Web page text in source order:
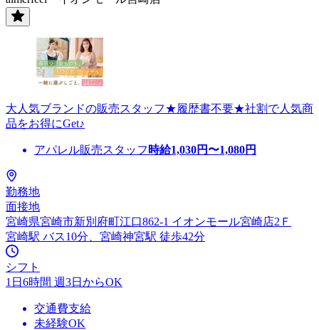
大人気ブランドの販売スタッフ★履歴書不要★社割で人気商
品をお得にGet♪
アパレル販売スタッフ 時給1,030円〜1,080円
勤務地
面接地
宮崎県宮崎市新別府町江口862-1 イオンモール宮崎店2Ｆ
宮崎駅 バス10分、宮崎神宮駅 徒歩42分
シフト
1日6時間 週3日からOK
交通費支給
未経験OK